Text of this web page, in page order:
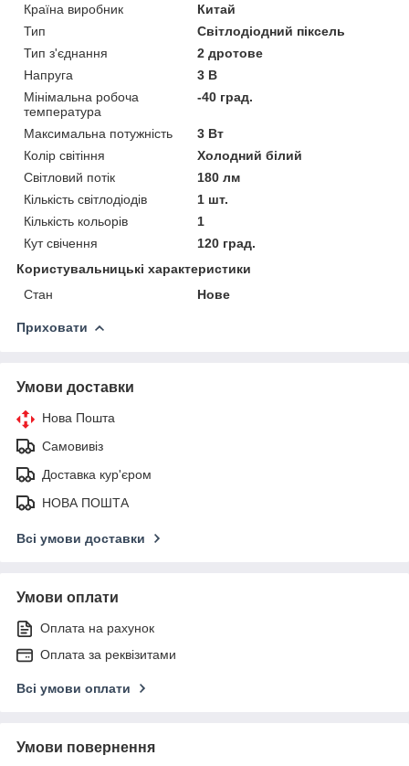
Країна виробник
Китай
Тип
Світлодіодний піксель
Тип з'єднання
2 дротове
Напруга
3 В
Мінімальна робоча
температура
-40 град.
Максимальна потужність
3 Вт
Колір світіння
Холодний білий
Світловий потік
180 лм
Кількість світлодіодів
1 шт.
Кількість кольорів
1
Кут свічення
120 град.
Користувальницькі характеристики
Стан
Нове
Приховати
Умови доставки
Нова Пошта
Самовивіз
Доставка кур'єром
НОВА ПОШТА
Всі умови доставки
Умови оплати
Оплата на рахунок
Оплата за реквізитами
Всі умови оплати
Умови повернення